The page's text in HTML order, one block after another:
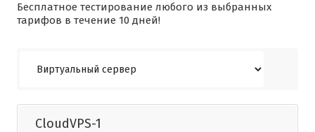
Бесплатное тестирование любого из выбранных
тарифов в течение 10 дней!
CloudVPS-1